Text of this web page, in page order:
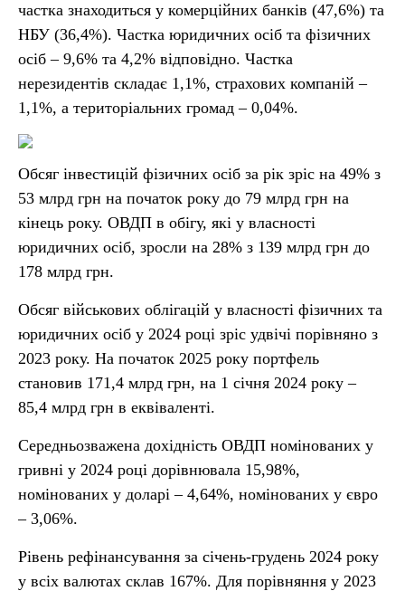
частка знаходиться у комерційних банків (47,6%) та
НБУ (36,4%). Частка юридичних осіб та фізичних
осіб – 9,6% та 4,2% відповідно. Частка
нерезидентів складає 1,1%, страхових компаній –
1,1%, а територіальних громад – 0,04%.
Обсяг інвестицій фізичних осіб за рік зріс на 49% з
53 млрд грн на початок року до 79 млрд грн на
кінець року. ОВДП в обігу, які у власності
юридичних осіб, зросли на 28% з 139 млрд грн до
178 млрд грн.
Обсяг військових облігацій у власності фізичних та
юридичних осіб у 2024 році зріс удвічі порівняно з
2023 року. На початок 2025 року портфель
становив 171,4 млрд грн, на 1 січня 2024 року –
85,4 млрд грн в еквіваленті.
Середньозважена дохідність ОВДП номінованих у
гривні у 2024 році дорівнювала 15,98%,
номінованих у доларі – 4,64%, номінованих у євро
– 3,06%.
Рівень рефінансування за січень-грудень 2024 року
у всіх валютах склав 167%. Для порівняння у 2023